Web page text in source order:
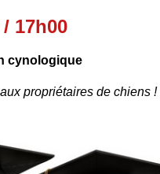
17h00
cynologique
propriétaires de chiens !